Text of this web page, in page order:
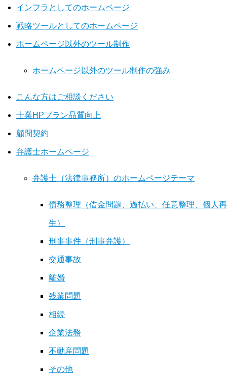
インフラとしてのホームページ
戦略ツールとしてのホームページ
ホームページ以外のツール制作
ホームページ以外のツール制作の強み
こんな方はご相談ください
士業HPプラン品質向上
顧問契約
弁護士ホームページ
弁護士（法律事務所）のホームページテーマ
債務整理（借金問題、過払い、任意整理、個人再
生）
刑事事件（刑事弁護）
交通事故
離婚
残業問題
相続
企業法務
不動産問題
その他